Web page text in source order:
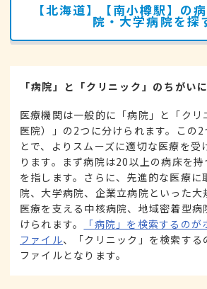
【北海道】【南小樽駅】の
院・大学病院を探
「病院」と「クリニック」のちがい
医療機関は一般的に「病院」と「クリ
医院）」の2つに分けられます。この
とで、よりスムーズに適切な医療を受
ります。まず病院は20以上の病床を
を指します。さらに、先進的な医療に
院、大学病院、企業立病院といった大
医療を支える中核病院、地域密着型病
けられます。
「病院」を検索するのが
ファイル、「クリニック」を検索する
ファイルとなります。